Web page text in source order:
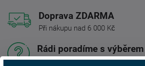
Doprava ZDARMA
Při nákupu nad 6 000 Kč
Rádi poradíme s výběrem
Najděte vhodnou matraci